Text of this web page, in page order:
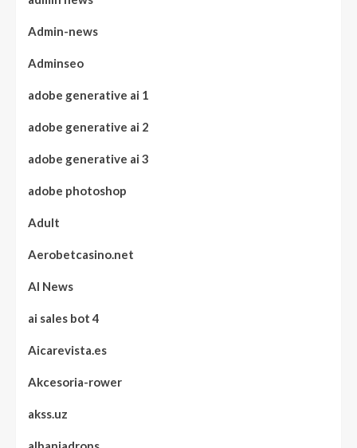
Admin-news
Adminseo
adobe generative ai 1
adobe generative ai 2
adobe generative ai 3
adobe photoshop
Adult
Aerobetcasino.net
AI News
ai sales bot 4
Aicarevista.es
Akcesoria-rower
akss.uz